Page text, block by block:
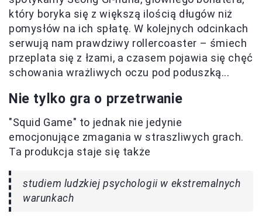
który boryka się z większą ilością długów niż
pomysłów na ich spłatę. W kolejnych odcinkach
serwują nam prawdziwy rollercoaster – śmiech
przeplata się z łzami, a czasem pojawia się chęć
schowania wrażliwych oczu pod poduszką...
Nie tylko gra o przetrwanie
"Squid Game" to jednak nie jedynie
emocjonujące zmagania w straszliwych grach.
Ta produkcja staje się także
studiem ludzkiej psychologii w ekstremalnych
warunkach